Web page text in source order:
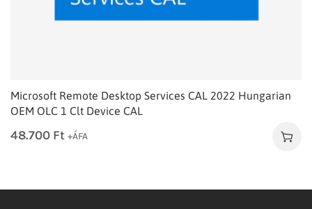
Microsoft Remote Desktop Services CAL 2022 Hungarian
OEM OLC 1 Clt Device CAL
48.700 Ft +ÁFA